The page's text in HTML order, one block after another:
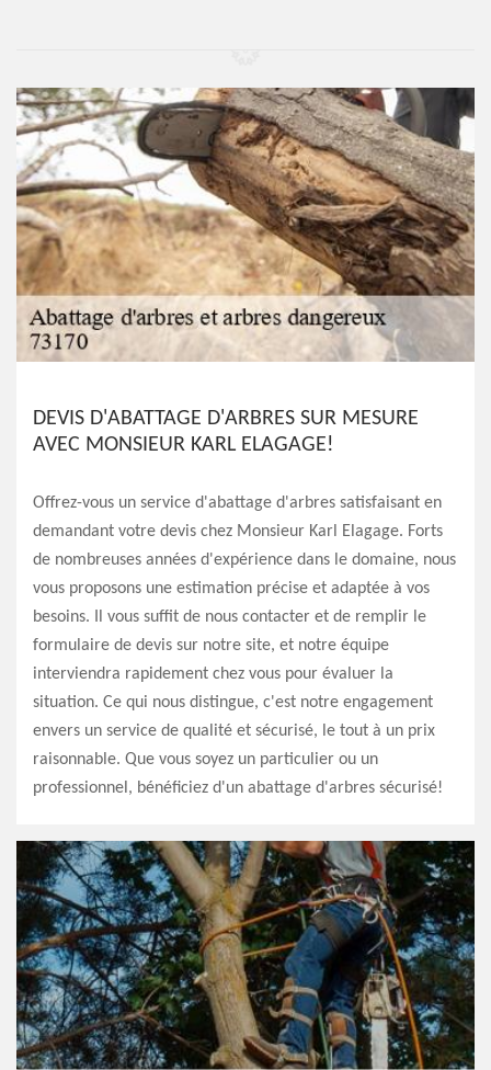
DEVIS D'ABATTAGE D'ARBRES SUR MESURE
AVEC MONSIEUR KARL ELAGAGE!
Offrez-vous un service d'abattage d'arbres satisfaisant en
demandant votre devis chez Monsieur Karl Elagage. Forts
de nombreuses années d'expérience dans le domaine, nous
vous proposons une estimation précise et adaptée à vos
besoins. Il vous suffit de nous contacter et de remplir le
formulaire de devis sur notre site, et notre équipe
interviendra rapidement chez vous pour évaluer la
situation. Ce qui nous distingue, c'est notre engagement
envers un service de qualité et sécurisé, le tout à un prix
raisonnable. Que vous soyez un particulier ou un
professionnel, bénéficiez d'un abattage d'arbres sécurisé!